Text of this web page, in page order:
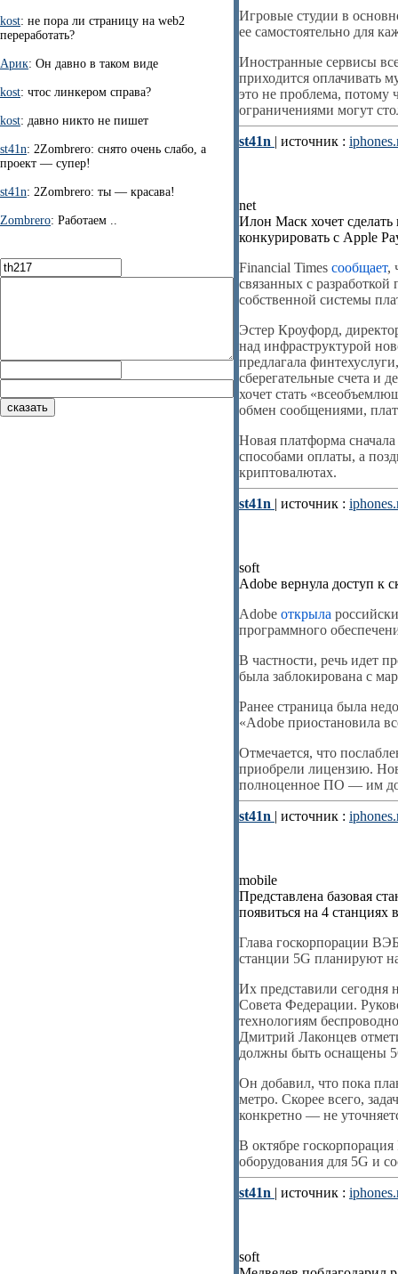
kost: не пора ли страницу на web2
переработать?
Арик: Он давно в таком виде
kost: чтос линкером справа?
kost: давно никто не пишет
st41n: 2Zombrero: снято очень слабо, а
проект — супер!
st41n: 2Zombrero: ты — красава!
Zombrero: Работаем ..
Игровые студии в
ее самостоятельно для
Иностранные сервисы
приходится оплачивать
это не проблема, потому
ограничениями могут
st41n | источник :
net
Илон Маск хочет
конкурировать с Apple
Financial Times сообщает,
связанных с
собственной системы
Эстер Кроуфорд,
над инфраструктурой
предлагала
сберегательные счета и
хочет стать
обмен сообщениями,
Новая платформа
способами оплаты, а
криптовалютах.
st41n | источник :
soft
Adobe вернула доступ к
Adobe открыла
программного
В частности, речь идет
была заблокирована с
Ранее страница была
«Adobe приостановила
Отмечается, что
приобрели лицензию.
полноценное ПО — им
st41n | источник :
mobile
Представлена базовая
появиться на 4 станциях
Глава госкорпорации
станции 5G планируют
Их представили сегодня
Совета Федерации.
технологиям
Дмитрий Лаконцев
должны быть оснащены
Он добавил, что пока
метро. Скорее всего,
конкретно — не
В октябре
оборудования для 5G и
st41n | источник :
soft